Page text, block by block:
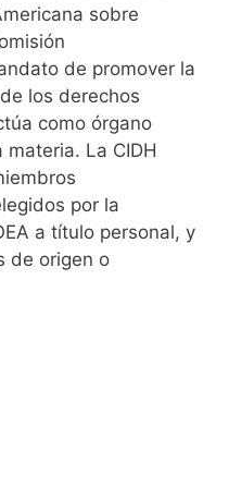
sobre
de promover la
los derechos
como órgano
La CIDH
por la
a título personal, y
de origen o